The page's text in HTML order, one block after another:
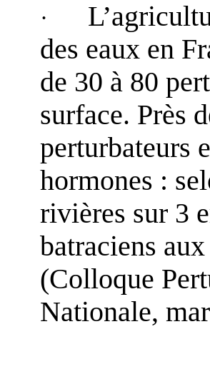
·
des eaux en
de 30 à 80
surface. Près
perturbateurs
hormones :
rivières sur 3
batraciens
(Colloque
Nationale,